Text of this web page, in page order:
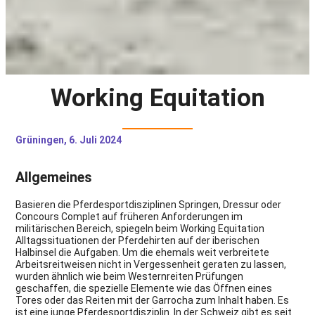
Working Equitation
Grüningen, 6. Juli 2024
Allgemeines
Basieren die Pferdesportdisziplinen Springen, Dressur oder
Concours Complet auf früheren Anforderungen im
militärischen Bereich, spiegeln beim Working Equitation
Alltagssituationen der Pferdehirten auf der iberischen
Halbinsel die Aufgaben. Um die ehemals weit verbreitete
Arbeitsreitweisen nicht in Vergessenheit geraten zu lassen,
wurden ähnlich wie beim Westernreiten Prüfungen
geschaffen, die spezielle Elemente wie das Öffnen eines
Tores oder das Reiten mit der Garrocha zum Inhalt haben. Es
ist eine junge Pferdesportdisziplin. In der Schweiz gibt es seit